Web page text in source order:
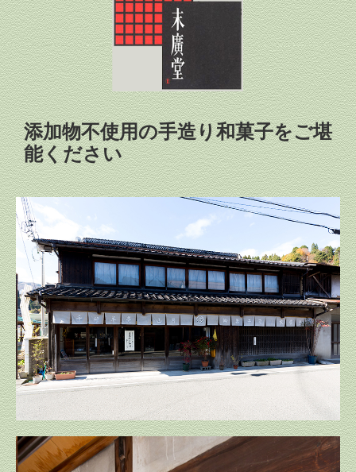
オンラインショップ
特定商取引法の表示
お問合せ
プライバシーポリシー
添加物不使用の手造り和菓子をご堪
能ください